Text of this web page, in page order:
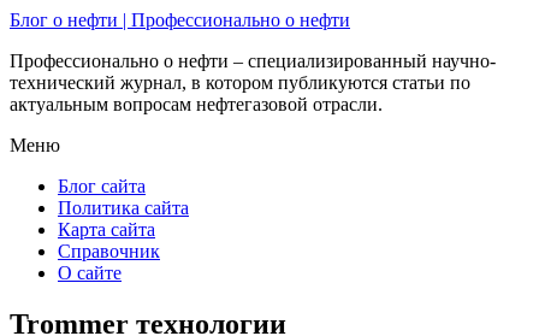
Блог о нефти | Профессионально о нефти
Профессионально о нефти – специализированный научно-
технический журнал, в котором публикуются статьи по
актуальным вопросам нефтегазовой отрасли.
Меню
Блог сайта
Политика сайта
Карта сайта
Справочник
О сайте
Trommer технологии